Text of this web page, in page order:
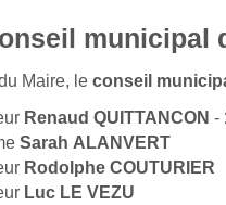
municipal
Maire, le conseil
Renaud QUITTANCON -
Sarah ALANVERT
Rodolphe COUTURIER
Luc LE VEZU